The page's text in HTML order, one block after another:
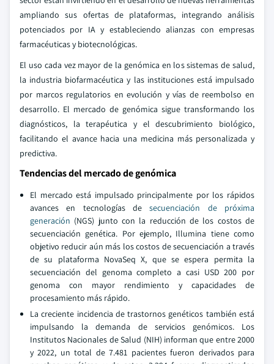
ampliando sus ofertas de plataformas, integrando análisis
potenciados por IA y estableciendo alianzas con empresas
farmacéuticas y biotecnológicas.
El uso cada vez mayor de la genómica en los sistemas de salud,
la industria biofarmacéutica y las instituciones está impulsado
por marcos regulatorios en evolución y vías de reembolso en
desarrollo. El mercado de genómica sigue transformando los
diagnósticos, la terapéutica y el descubrimiento biológico,
facilitando el avance hacia una medicina más personalizada y
predictiva.
Tendencias del mercado de genómica
El mercado está impulsado principalmente por los rápidos
avances en tecnologías desecuenciación de próxima
generación (NGS) junto con la reducción de los costos de
secuenciación genética. Por ejemplo, Illumina tiene como
objetivo reducir aún más los costos de secuenciación a través
de su plataforma NovaSeq X, que se espera permita la
secuenciación del genoma completo a casi USD 200 por
genoma con mayor rendimiento y capacidades de
procesamiento más rápido.
La creciente incidencia de trastornos genéticos también está
impulsando la demanda de servicios genómicos. Los
Institutos Nacionales de Salud (NIH) informan que entre 2000
y 2022, un total de 7.481 pacientes fueron derivados para